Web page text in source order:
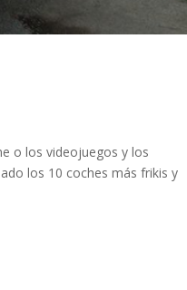
o los videojuegos y los
los 10 coches más frikis y